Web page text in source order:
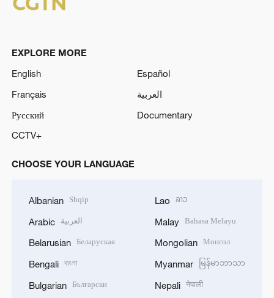
EXPLORE MORE
English
Español
Français
العربية
Русский
Documentary
CCTV+
CHOOSE YOUR LANGUAGE
Albanian Shqip
Arabic العربية
Belarusian Беларуская
Bengali বাংলা
Bulgarian Български
Lao ລາວ
Malay Bahasa Melayu
Mongolian Монгол
Myanmar မြန်မာဘာသာ
Nepali नेपाली